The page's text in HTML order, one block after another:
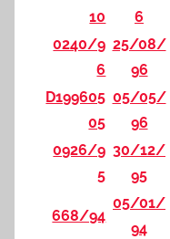
10
6
0240/9
6
25/08/
96
D199605
05
05/05/
96
0926/9
5
30/12/
95
668/94
05/01/
94